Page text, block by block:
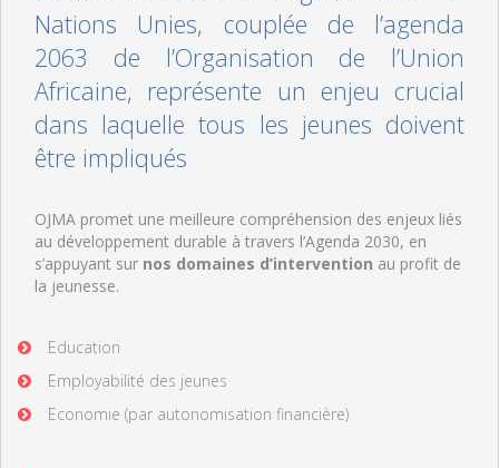
Nations Unies, couplée de l’agenda
2063 de l’Organisation de l’Union
Africaine, représente un enjeu crucial
dans laquelle tous les jeunes doivent
être impliqués
OJMA promet une meilleure compréhension des enjeux liés
au développement durable à travers l’Agenda 2030, en
s’appuyant sur nos domaines d’intervention au profit de
la jeunesse.
Education
Employabilité des jeunes
Economie (par autonomisation financière)